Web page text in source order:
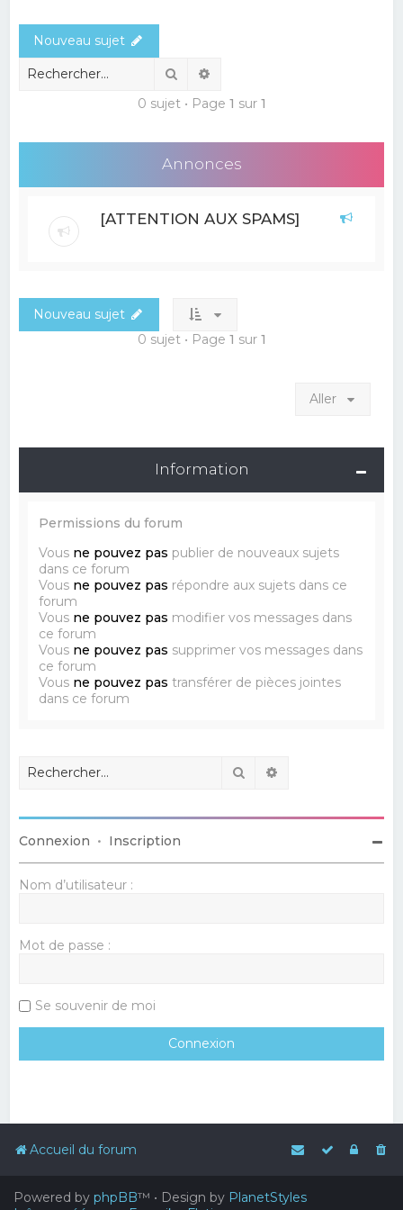
r
Nouveau sujet
Rechercher
0 sujet • Page 1 sur 1
Annonces
[ATTENTION AUX SPAMS]
Nouveau sujet
0 sujet • Page 1 sur 1
Aller
Information
Permissions du forum
Vous ne pouvez pas publier de nouveaux sujets
dans ce forum
Vous ne pouvez pas répondre aux sujets dans ce
forum
Vous ne pouvez pas modifier vos messages dans
ce forum
Vous ne pouvez pas supprimer vos messages dans
ce forum
Vous ne pouvez pas transférer de pièces jointes
dans ce forum
Rechercher
Connexion • Inscription
Nom d’utilisateur :
Mot de passe :
Se souvenir de moi
Accueil du forum
Powered by phpBB™ • Design by PlanetStyles